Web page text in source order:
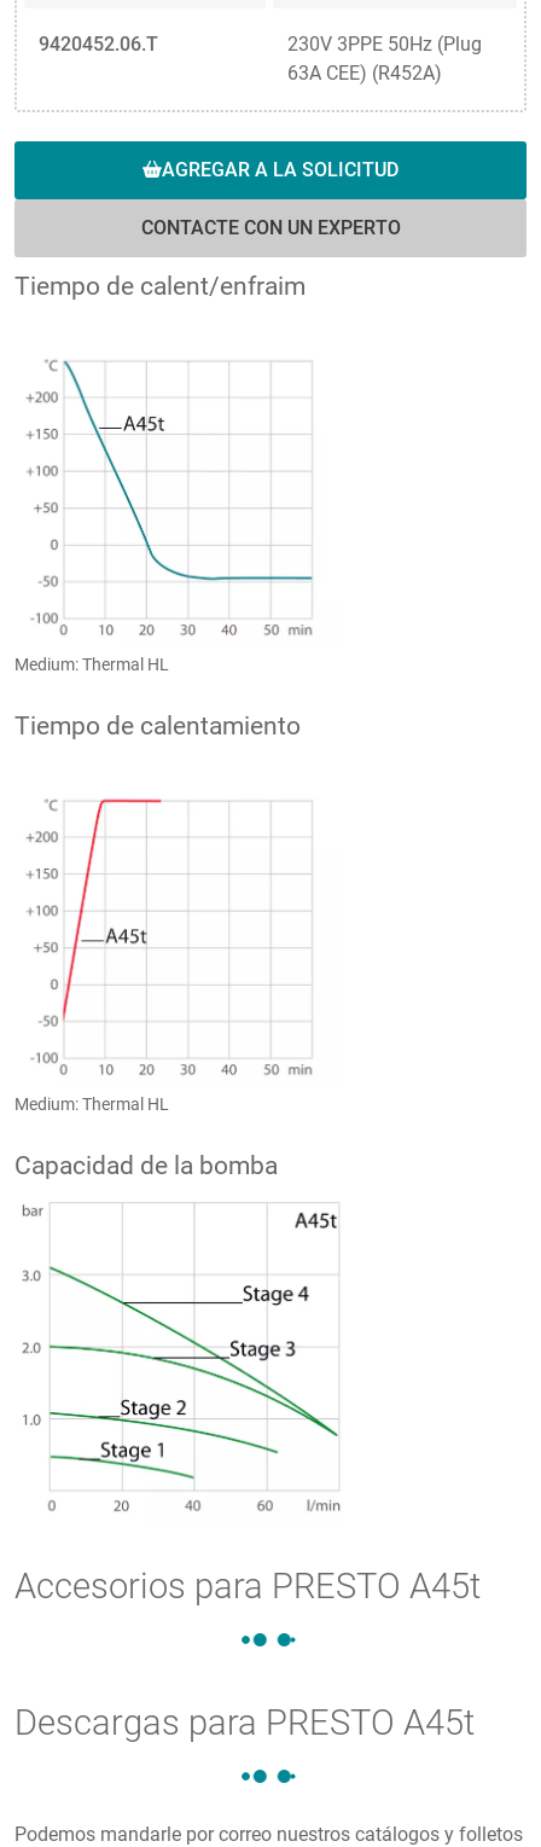
9420452.06.T
230V 3PPE 50Hz (Plug
63A CEE) (R452A)
AGREGAR A LA SOLICITUD
CONTACTE CON UN EXPERTO
Tiempo de calent/enfraim
Medium: Thermal HL
Tiempo de calentamiento
Medium: Thermal HL
Capacidad de la bomba
Accesorios para PRESTO A45t
Descargas para PRESTO A45t
Podemos mandarle por correo nuestros catálogos y folletos